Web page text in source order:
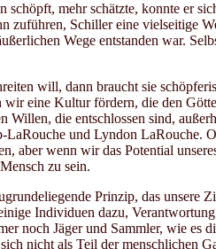
mehr schätzte, konnte er
Schiller eine vielseitige
Wege entstanden war.
will, dann braucht sie
eine Kultur fördern, die den
die entschlossen sind,
und Lyndon LaRouche.
aber wenn wir das Potential
zu sein.
Prinzip, das
Individuen dazu,
noch Jäger und Sammler, wie
nicht als Teil der menschlichen